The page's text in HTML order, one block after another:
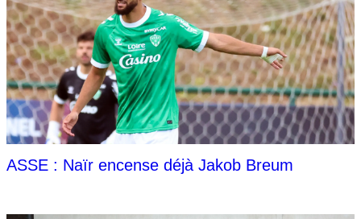
ASSE : Naïr encense déjà Jakob Breum